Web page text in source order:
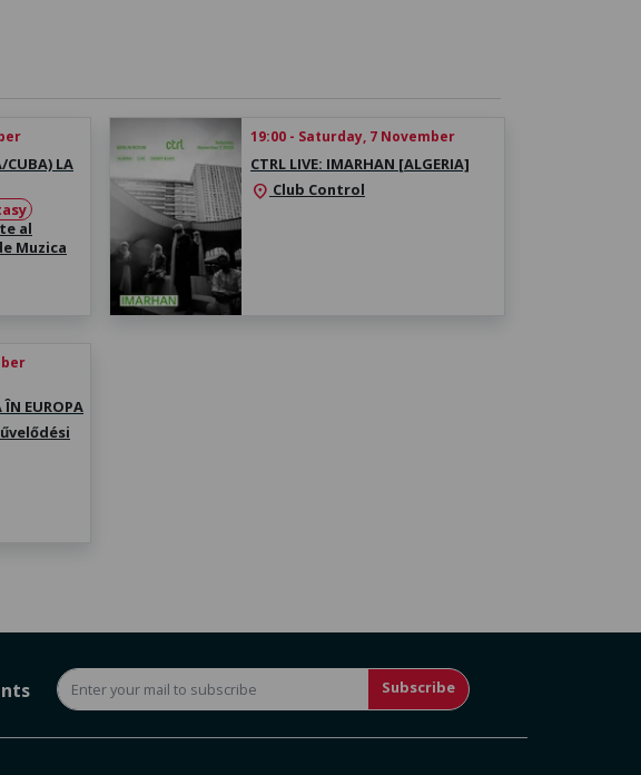
CUBA) LA
al
Muzica
19:00 - Saturday, 7 November
CTRL LIVE: IMARHAN [ALGERIA]
location_on Club Control
EUROPA
Subscribe